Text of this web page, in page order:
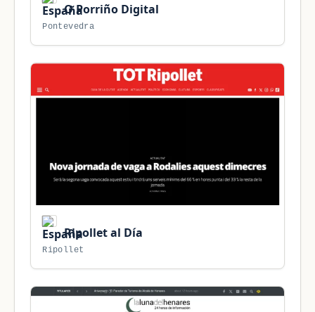
O Porriño Digital
Pontevedra
Ripollet al Día
Ripollet